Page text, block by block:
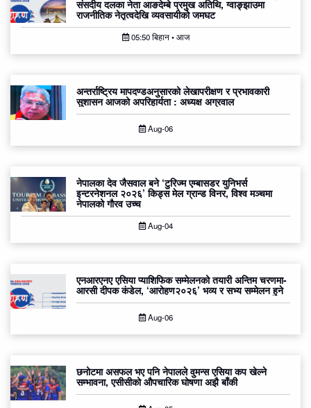
संसदीय दलका नेता आङदेम्बे प्रमुख अतिथि, ग्वाङ्झाउमा
राजनीतिक नेतृत्वदेखि व्यवसायीको जमघट
05:50 बिहान • आज
अन्तर्राष्ट्रिय मापदण्डअनुसारको लेखापरीक्षण र प्रभावकारी
सुशासन आजको अपरिहार्यता : अध्यक्ष अग्रवाल
Aug-06
नेपालका देव जैसवाल बने ‘टुरिज्म एम्बासडर युनिभर्स
इन्टरनेशनल २०२६’ किड्स मेल ग्रान्ड विनर, विश्व मञ्चमा
नेपालको गौरव उच्च
Aug-04
एनआरएनए एसिया प्याशिफिक सम्मेलनको तयारी अन्तिम चरणमा-
आरसी दीपक कंडेल, ‘आरोहण२०२६’ भव्य र सभ्य सम्मेलन हुने
Aug-06
छनोटमा असफल भए पनि नेपालले वुमन्स एसिया कप खेल्ने
सम्भावना, एसीसीको औपचारिक घोषणा अझै बाँकी